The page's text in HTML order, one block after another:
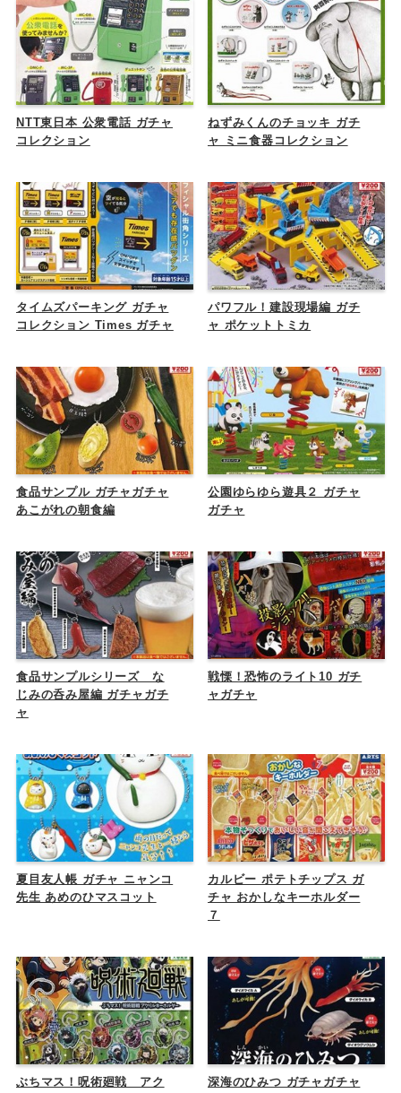
NTT東日本 公衆電話 ガチャ
コレクション
ねずみくんのチョッキ ガチ
ャ ミニ食器コレクション
タイムズパーキング ガチャ
コレクション Times ガチャ
パワフル！建設現場編 ガチ
ャ ポケットトミカ
食品サンプル ガチャガチャ
あこがれの朝食編
公園ゆらゆら遊具２ ガチャ
ガチャ
食品サンプルシリーズ な
じみの呑み屋編 ガチャガチ
ャ
戦慄！恐怖のライト10 ガチ
ャガチャ
夏目友人帳 ガチャ ニャンコ
先生 あめのひマスコット
カルビー ポテトチップス ガ
チャ おかしなキーホルダー
７
ぶちマス！呪術廻戦 アク 深海のひみつ ガチャガチャ